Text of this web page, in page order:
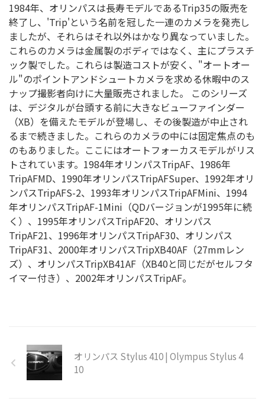
1984年、オリンパスは長寿モデルであるTrip35の販売を
終了し、'Trip'という名前を冠した一連のカメラを発売し
ましたが、それらはそれ以外はかなり異なっていました。
これらのカメラは金属製のボディではなく、主にプラスチ
ック製でした。これらは製造コストが安く、"オートオー
ル"のポイントアンドシュートカメラを求める休暇中のス
ナップ撮影者向けに大量販売されました。 このシリーズ
は、デジタルが台頭する前に大きなビューファインダー
（XB）を備えたモデルが登場し、その後製造が中止され
るまで続きました。これらのカメラの中には固定焦点のも
のもありました。ここにはオートフォーカスモデルがリス
トされています。1984年オリンパスTripAF、1986年
TripAFMD、1990年オリンパスTripAFSuper、1992年オリ
ンパスTripAFS-2、1993年オリンパスTripAFMini、1994
年オリンパスTripAF-1Mini（QDバージョンが1995年に続
く）、1995年オリンパスTripAF20、オリンパス
TripAF21、1996年オリンパスTripAF30、オリンパス
TripAF31、2000年オリンパスTripXB40AF（27mmレン
ズ）、オリンパスTripXB41AF（XB40と同じだがセルフタ
イマー付き）、2002年オリンパスTripAF。
オリンパス Stylus 410 | Olympus Stylus 4
10